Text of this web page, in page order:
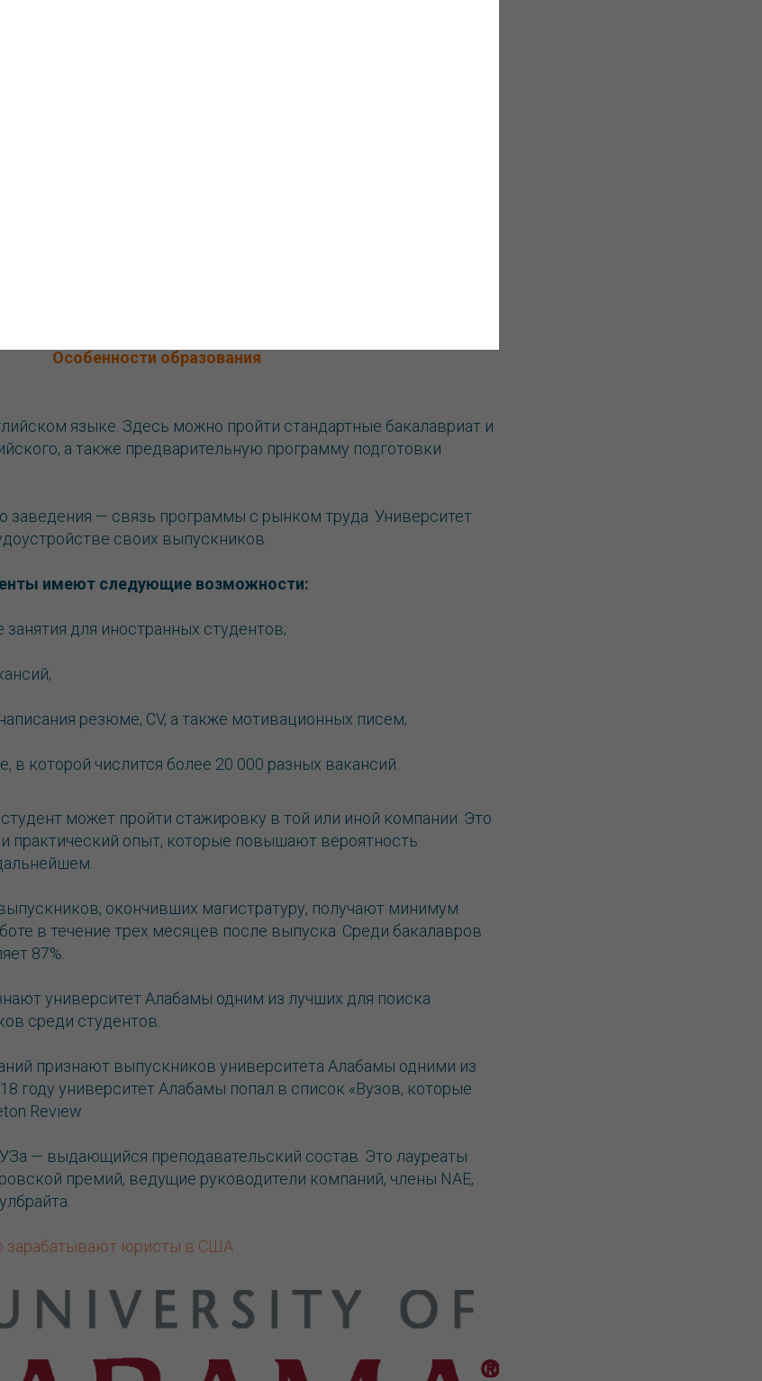
Особенности образования
языке. Здесь можно пройти стандартные бакалавриат и
а также предварительную программу подготовки
заведения — связь программы с рынком труда. Университет
своих выпускников.
имеют следующие возможности:
для иностранных студентов;
резюме, CV, а также мотивационных писем;
в которой числится более 20 000 разных вакансий.
может пройти стажировку в той или иной компании. Это
практический опыт, которые повышают вероятность
окончивших магистратуру, получают минимум
в течение трех месяцев после выпуска. Среди бакалавров
87%.
университет Алабамы одним из лучших для поиска
среди студентов.
признают выпускников университета Алабамы одними из
году университет Алабамы попал в список «Вузов, которые
Review
— выдающийся преподавательский состав. Это лауреаты
премий, ведущие руководители компаний, члены NAE,
зарабатывают юристы в США